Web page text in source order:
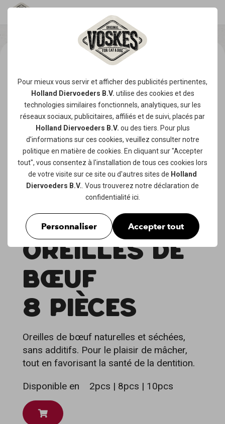
Pour mieux vous servir et afficher des publicités pertinentes,
Holland Diervoeders B.V. utilise des cookies et des
technologies similaires fonctionnels, analytiques, sur les
réseaux sociaux, publicitaires, affiliés et de suivi, placés par
Holland Diervoeders B.V. ou des tiers. Pour plus
d'informations sur ces cookies, veuillez consulter notre
politique en matière de cookies . En cliquant sur "Accepter
tout", vous consentez à l'installation de tous ces cookies lors
de votre visite sur ce site ou d'autres sites de Holland
Diervoeders B.V. . Vous trouverez notre déclaration de
confidentialité ici.
Personnaliser Accepter tout
OREILLES DE
BŒUF
8 PIÈCES
Oreilles de bœuf naturelles et séchées,
sans additifs. Pour le plaisir de mâcher,
tout en favorisant la santé de la dentition.
Disponible en
2pcs | 8pcs | 10pcs